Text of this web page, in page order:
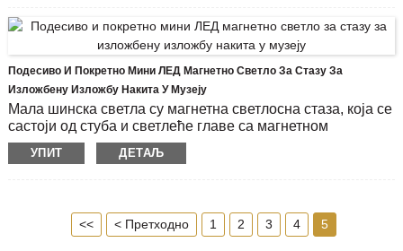
Модел производа: ЦХИБ7517-П-2В
ЛЕД чип: ОСРАМ
Карактеристика: Покретна, ротирајућа за 360
Начин монтаже: Постаје у потпуности монтиран на
магнетни стуб
Светлосни ток: 210 Лм
Радно време (сат): 20000
Подесиво И Покретно Мини ЛЕД Магнетно Светло За Стазу За
Изложбену Изложбу Накита У Музеју
Мала шинска светла су магнетна светлосна стаза, која се
састоји од стуба и светлеће главе са магнетном
основом.Мини лед спот за главу лампе од 1 вати може се
подесити и померати према висини објекта који треба
Модел производа: ЦХИБ7520-П-1В
ЛЕД чип: ОСРАМ
УПИТ ДЕТАЉ
<< < Претходно 1 2 3 4 5